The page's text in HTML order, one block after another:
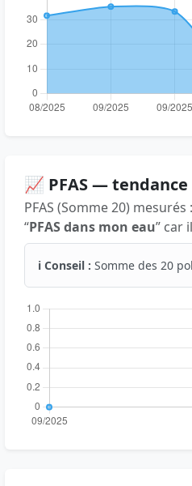
📈 PFAS — tendance
PFAS (Somme 20) mesurés :
“PFAS dans mon eau” car
ℹ️ Conseil : Somme des 20